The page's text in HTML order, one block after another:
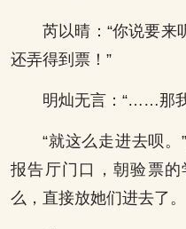
芮以晴：“你说要来
还弄得到票！”
明灿无言：“……那
“就这么走进去呗
报告厅门口，朝验票
么，直接放她们进去了。